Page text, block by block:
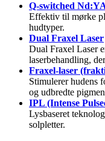
Q-switched
Effektiv til mørke
hudtyper.
Dual Fraxel Laser
Dual Fraxel Laser
laserbehandling,
Fraxel-laser
Stimulerer hudens
og udbredte
IPL (Intense
Lysbaseret
solpletter.